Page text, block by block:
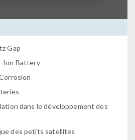
Gap
Ion Battery
dans le développement des
des petits satellites